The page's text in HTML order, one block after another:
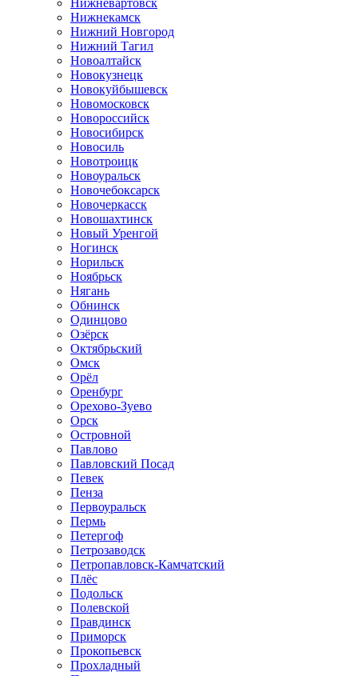
Нижневартовск
Нижнекамск
Нижний Новгород
Нижний Тагил
Новоалтайск
Новокузнецк
Новокуйбышевск
Новомосковск
Новороссийск
Новосибирск
Новосиль
Новотроицк
Новоуральск
Новочебоксарск
Новочеркасск
Новошахтинск
Новый Уренгой
Ногинск
Норильск
Ноябрьск
Нягань
Обнинск
Одинцово
Озёрск
Октябрьский
Омск
Орёл
Оренбург
Орехово-Зуево
Орск
Островной
Павлово
Павловский Посад
Певек
Пенза
Первоуральск
Пермь
Петергоф
Петрозаводск
Петропавловск-Камчатский
Плёс
Подольск
Полевской
Правдинск
Приморск
Прокопьевск
Прохладный